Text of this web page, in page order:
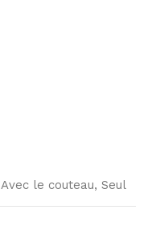
Avec le couteau, Seul